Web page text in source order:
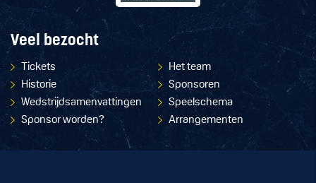
Veel bezocht
Tickets
Het team
Historie
Sponsoren
Wedstrijdsamenvattingen
Speelschema
Sponsor worden?
Arrangementen